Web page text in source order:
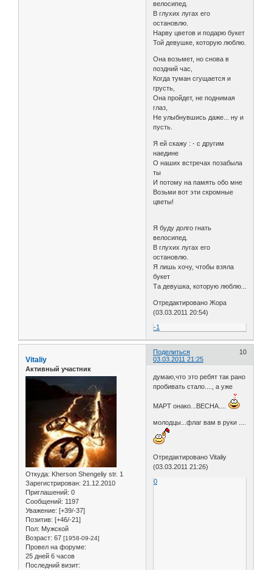
велосипед.
В глухих лугах его
остановлю.
Нарву цветов и подарю букет
Той девушке, которую люблю.
Она возьмет, но снова в
поздний час,
Когда туман сгущается и
грусть,
Она пройдет, не поднимая
глаз,
Не улыбнувшись даже... ну и
пусть.
Я ей скажу : - с другим
наедине
О наших встречах позабыла
ты
И потому на память обо мне
Возьми вот эти скромные
цветы!
Я буду долго гнать
велосипед.
В глухих лугах его
остановлю.
Я лишь хочу, чтобы взяла
букет
Та девушка, которую люблю...
Отредактировано Жора
(03.03.2011 20:54)
-1
Поделиться
10
03.03.2011 21:25
Vitaliy
Активный участник
Откуда: Kherson Shengeliy str. 1
Зарегистрирован: 21.12.2010
Приглашений: 0
Сообщений: 1197
Уважение: [+39/-37]
Позитив: [+46/-21]
Пол: Мужской
Возраст: 67 [1958-09-24]
Провел на форуме:
25 дней 6 часов
Последний визит:
думаю,что это ребят так рано
пробивать стало...., а уже
МАРТ онако...ВЕСНА....
молодцы...флаг вам в руки ....
Отредактировано Vitaliy
(03.03.2011 21:26)
0